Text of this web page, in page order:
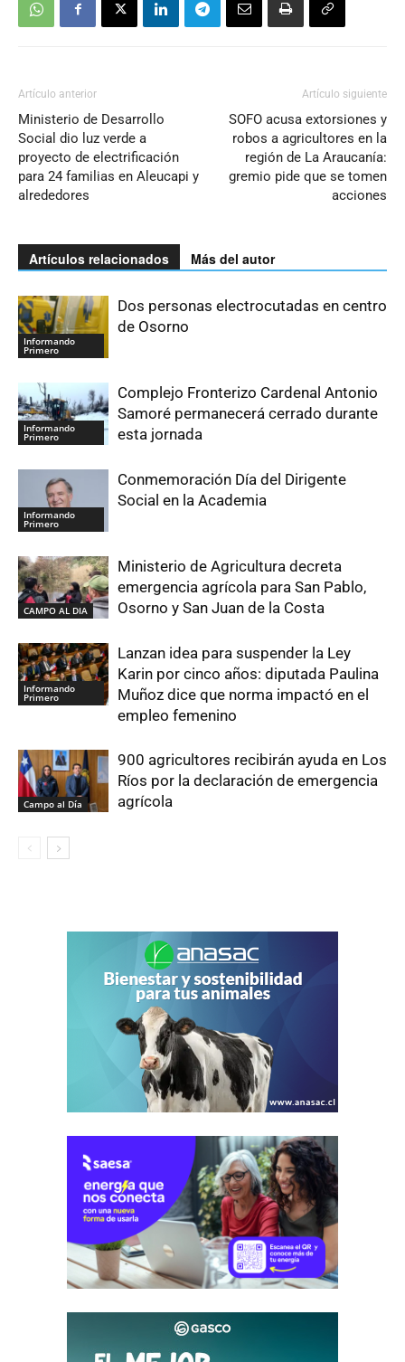
Artículo anterior
Ministerio de Desarrollo
Social dio luz verde a
proyecto de electrificación
para 24 familias en Aleucapi y
alrededores
Artículo siguiente
SOFO acusa extorsiones y
robos a agricultores en la
región de La Araucanía:
gremio pide que se tomen
acciones
Artículos relacionados Más del autor
Informando
Primero
Dos personas electrocutadas en centro
de Osorno
Informando
Primero
Complejo Fronterizo Cardenal Antonio
Samoré permanecerá cerrado durante
esta jornada
Informando
Primero
Conmemoración Día del Dirigente
Social en la Academia
CAMPO AL DIA
Ministerio de Agricultura decreta
emergencia agrícola para San Pablo,
Osorno y San Juan de la Costa
Informando
Primero
Lanzan idea para suspender la Ley
Karin por cinco años: diputada Paulina
Muñoz dice que norma impactó en el
empleo femenino
Campo al Día
900 agricultores recibirán ayuda en Los
Ríos por la declaración de emergencia
agrícola